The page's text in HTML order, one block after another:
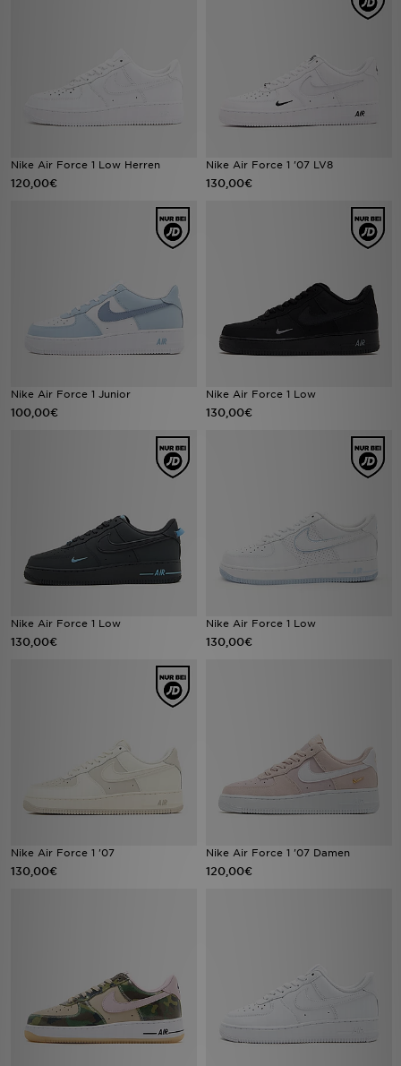
Nike Air Force 1 Low Herren
120,00€
Nike Air Force 1 '07 LV8
130,00€
Nike Air Force 1 Junior
100,00€
Nike Air Force 1 Low
130,00€
Nike Air Force 1 Low
130,00€
Nike Air Force 1 Low
130,00€
Nike Air Force 1 '07
130,00€
Nike Air Force 1 '07 Damen
120,00€
Lade Die APP
Geschenkkarte
Filialfinder
Bestellverfolgung
Hilfe & Kontakt